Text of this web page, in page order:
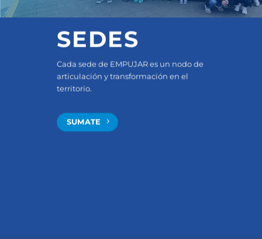
SEDES
Cada sede de EMPUJAR es un nodo de
articulación y transformación en el
territorio.
SUMATE